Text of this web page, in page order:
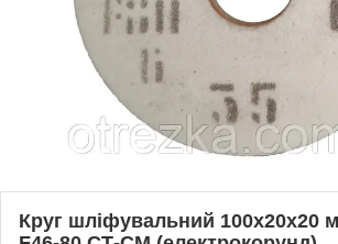
Круг шліфувальний 100х20х20